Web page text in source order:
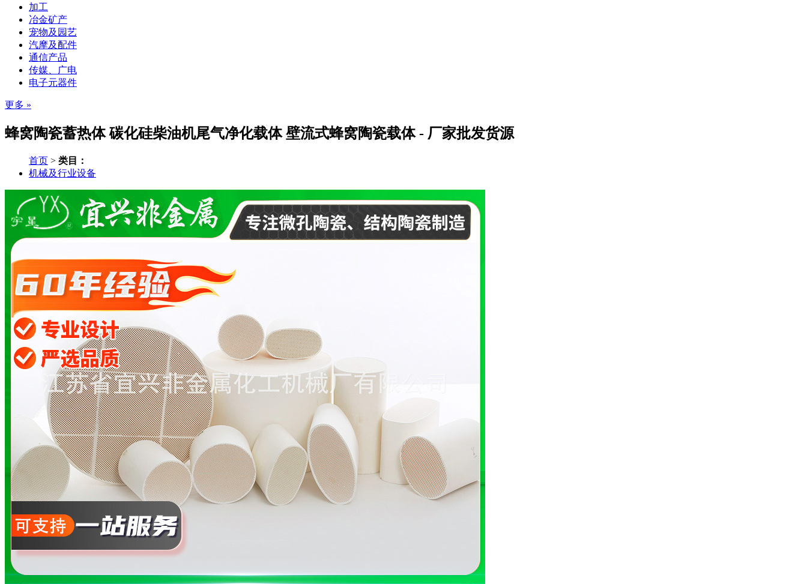
加工
冶金矿产
宠物及园艺
汽摩及配件
通信产品
传媒、广电
电子元器件
更多 »
蜂窝陶瓷蓄热体 碳化硅柴油机尾气净化载体 壁流式蜂窝陶瓷载体 - 厂家批发货源
首页 > 类目：
机械及行业设备